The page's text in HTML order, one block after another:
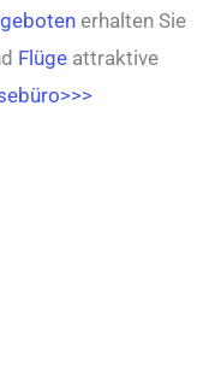
erhalten Sie
Flüge attraktive